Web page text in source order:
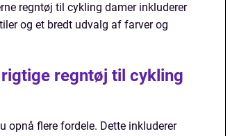
regntøj til cykling damer inkluderer
og et bredt udvalg af farver og
regntøj til cykling
opnå flere fordele. Dette inkluderer